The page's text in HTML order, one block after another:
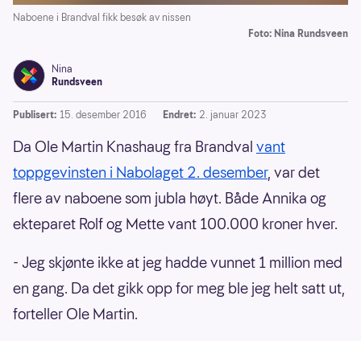
Naboene i Brandval fikk besøk av nissen
Foto: Nina Rundsveen
Nina
Rundsveen
Publisert: 15. desember 2016 Endret: 2. januar 2023
Da Ole Martin Knashaug fra Brandval vant
toppgevinsten i Nabolaget 2. desember, var det
flere av naboene som jubla høyt. Både Annika og
ekteparet Rolf og Mette vant 100.000 kroner hver.
- Jeg skjønte ikke at jeg hadde vunnet 1 million med
en gang. Da det gikk opp for meg ble jeg helt satt ut,
forteller Ole Martin.